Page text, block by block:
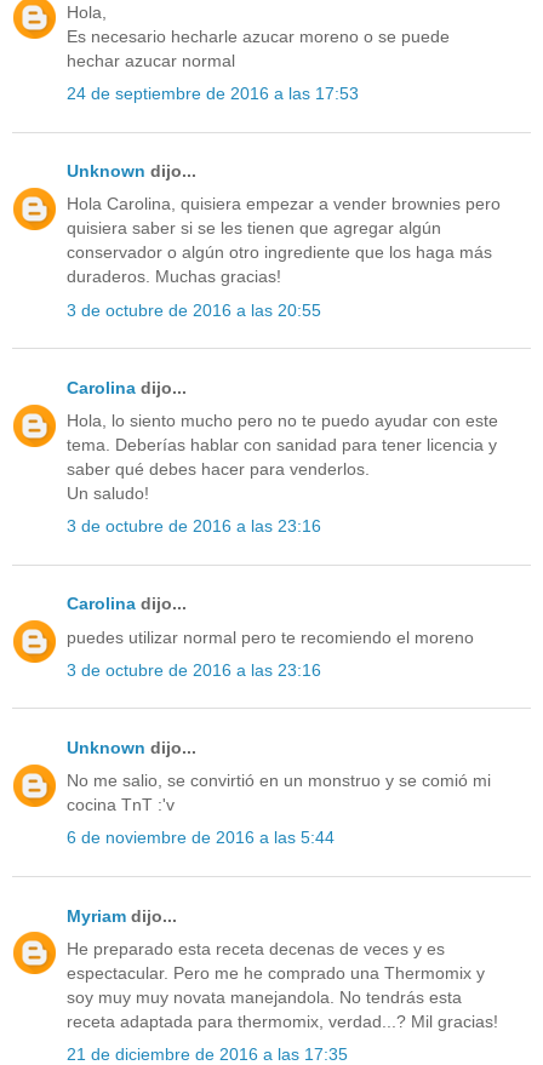
Hola,
Es necesario hecharle azucar moreno o se puede
hechar azucar normal
24 de septiembre de 2016 a las 17:53
Unknown dijo...
Hola Carolina, quisiera empezar a vender brownies pero
quisiera saber si se les tienen que agregar algún
conservador o algún otro ingrediente que los haga más
duraderos. Muchas gracias!
3 de octubre de 2016 a las 20:55
Carolina dijo...
Hola, lo siento mucho pero no te puedo ayudar con este
tema. Deberías hablar con sanidad para tener licencia y
saber qué debes hacer para venderlos.
Un saludo!
3 de octubre de 2016 a las 23:16
Carolina dijo...
puedes utilizar normal pero te recomiendo el moreno
3 de octubre de 2016 a las 23:16
Unknown dijo...
No me salio, se convirtió en un monstruo y se comió mi
cocina TnT :'v
6 de noviembre de 2016 a las 5:44
Myriam dijo...
He preparado esta receta decenas de veces y es
espectacular. Pero me he comprado una Thermomix y
soy muy muy novata manejandola. No tendrás esta
receta adaptada para thermomix, verdad...? Mil gracias!
21 de diciembre de 2016 a las 17:35